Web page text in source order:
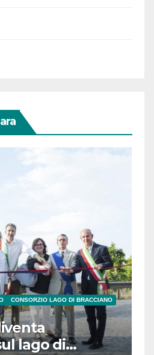
CONSORZIO LAGO DI BRACCIANO
lago di